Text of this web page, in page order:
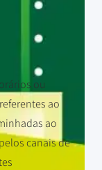
ou
ao
ao
canais de